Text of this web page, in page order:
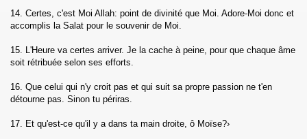
14. Certes, c'est Moi Allah: point de divinité que Moi. Adore-Moi donc et
accomplis la Salat pour le souvenir de Moi.
15. L'Heure va certes arriver. Je la cache à peine, pour que chaque âme
soit rétribuée selon ses efforts.
16. Que celui qui n'y croit pas et qui suit sa propre passion ne t'en
détourne pas. Sinon tu périras.
17. Et qu'est-ce qu'il y a dans ta main droite, ô Moïse?›